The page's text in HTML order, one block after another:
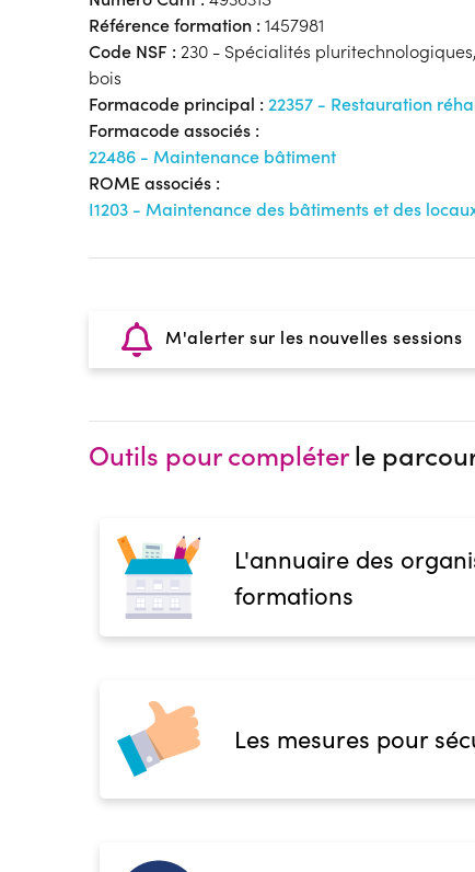
Référence formation : 1457981
Code NSF : 230 - Spécialités
bois
Formacode principal : 22357 - Restauration
Formacode associés :
22486 - Maintenance bâtiment
ROME associés :
I1203 - Maintenance des bâtiments et des
M'alerter sur les nouvelles sessions
Outils pour compléterle
L'annuaire des
formations
Les mesures pour